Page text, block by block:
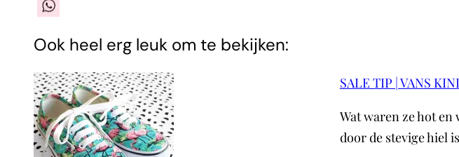
Ook heel erg leuk om te bekijken:
SALE TIP | VANS
Wat waren ze hot en
door de stevige hiel